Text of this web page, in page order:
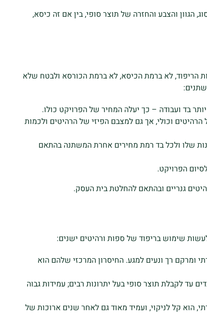
והצבע והחזרה של תוצר סופי, בין אם זה כיסא,
הריפוד, לא ברמת הכיסא, לא ברמת הכורסא ולבטח שלא
בד ועבודה – כך יעלה המחיר של הפרויקט כולו.
וכולי, אך גם למצבם הפיזי של הרהיטים ולכמות
שלו ולכל בד רמת מחירים אחרת המשתנה בהתאם
הפרויקט.
גנריים ובהתאם להחלטת בית העסק.
שימוש בריפוד של ספות ורהיטים ישנים:
ומרקם רך ונעים למגע. החיסרון המרכזי שלהם הוא
עד לקבלת תוצר סופי בעל יתרונות רבים; עמידות גבוה
הוא קל לניקוי, ועמיד מאוד גם לאחר שנים ארוכות של